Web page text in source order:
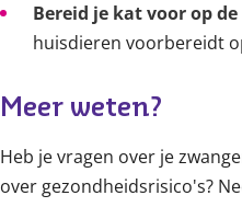
Bereid je kat voor op de
huisdieren voorbereidt
Meer weten?
Heb je vragen over je
over gezondheidsrisico's?